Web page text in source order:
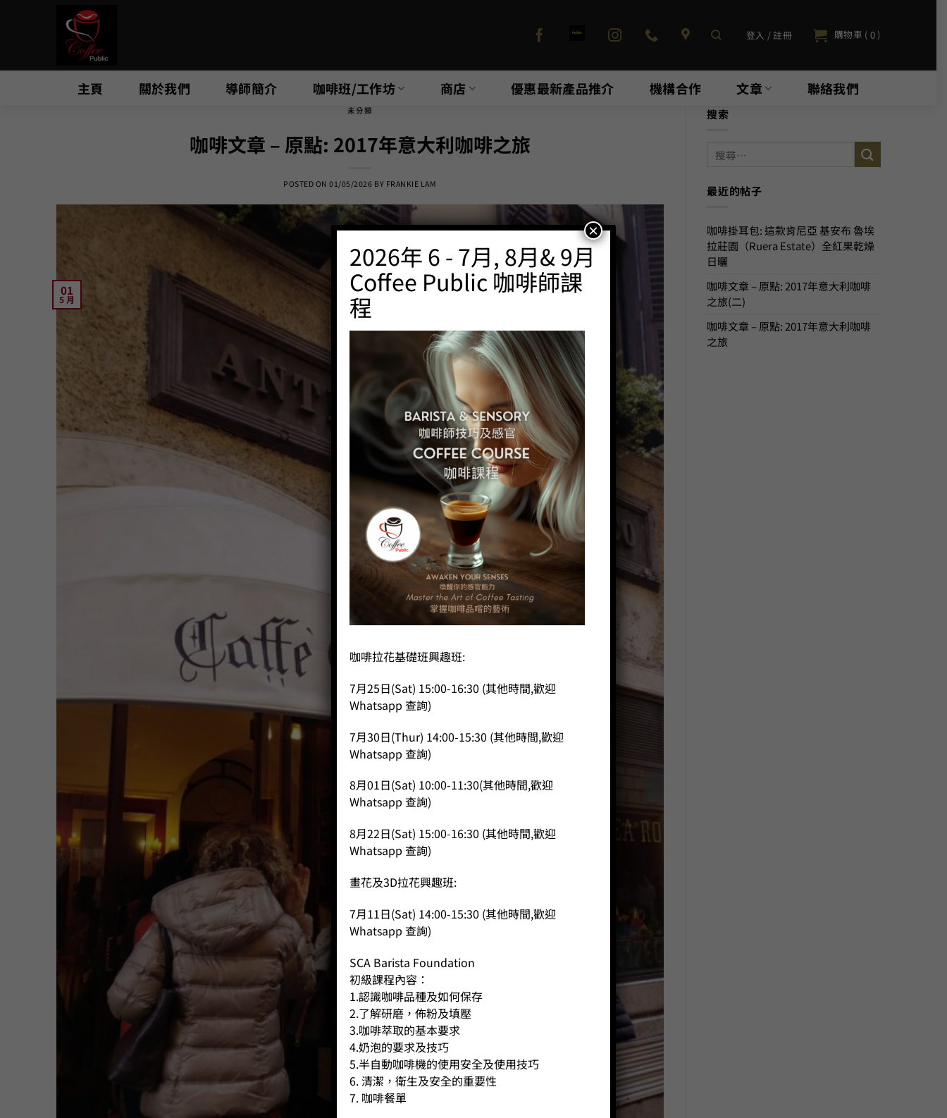
登入 / 註冊 購物車 ( 0 )
主頁 關於我們 導師簡介 咖啡班/工作坊 商店 優惠最新產品推介 機構合作 文章 聯絡我們
未分類
咖啡文章 – 原點: 2017年意大利咖啡之旅
POSTED ON01/05/2026 BY FRANKIE LAM
01
5 月
搜索
最近的帖子
咖啡掛耳包: 這款肯尼亞 基安布 魯埃
拉莊園（Ruera Estate）全紅果乾燥
日曬
咖啡文章 – 原點: 2017年意大利咖啡
之旅(二)
咖啡文章 – 原點: 2017年意大利咖啡
之旅
2026年 6 - 7月, 8月& 9月
Coffee Public 咖啡師課
程
咖啡拉花基礎班興趣班:
7月25日(Sat) 15:00-16:30 (其他時間,歡迎
Whatsapp 查詢)
7月30日(Thur) 14:00-15:30 (其他時間,歡迎
Whatsapp 查詢)
8月01日(Sat) 10:00-11:30(其他時間,歡迎
Whatsapp 查詢)
8月22日(Sat) 15:00-16:30 (其他時間,歡迎
Whatsapp 查詢)
畫花及3D拉花興趣班:
7月11日(Sat) 14:00-15:30 (其他時間,歡迎
Whatsapp 查詢)
SCA Barista Foundation
初級課程內容：
1.認識咖啡品種及如何保存
2.了解研磨，佈粉及填壓
3.咖啡萃取的基本要求
4.奶泡的要求及技巧
5.半自動咖啡機的使用安全及使用技巧
6. 清潔，衛生及安全的重要性
7. 咖啡餐單
×